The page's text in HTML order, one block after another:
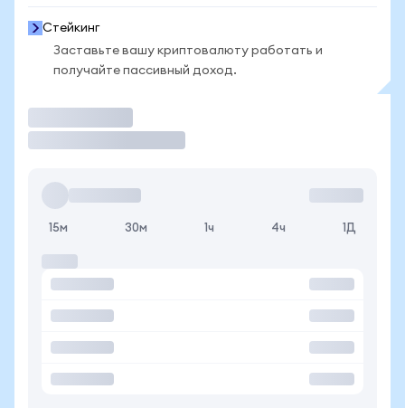
Стейкинг
Заставьте вашу криптовалюту работать и
получайте пассивный доход.
15м 30м 1ч 4ч 1Д